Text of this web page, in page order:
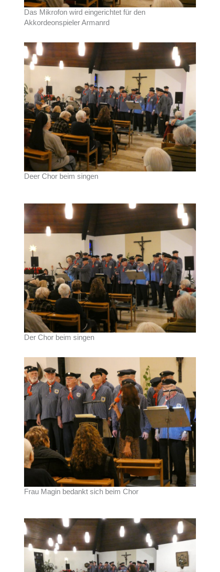
Das Mikrofon wird eingerichtet für den
Akkordeonspieler Armanrd
Deer Chor beim singen
Der Chor beim singen
Frau Magin bedankt sich beim Chor